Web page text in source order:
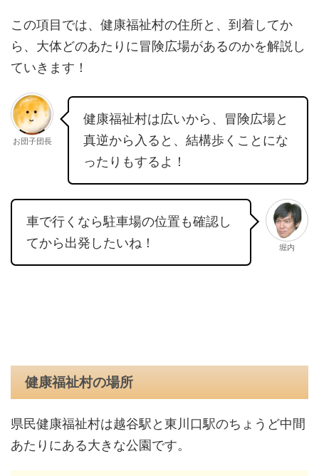
この項目では、健康福祉村の住所と、到着してか
ら、大体どのあたりに冒険広場があるのかを解説し
ていきます！
お団子団長
健康福祉村は広いから、冒険広場と
真逆から入ると、結構歩くことにな
ったりもするよ！
車で行くなら駐車場の位置も確認し
てから出発したいね！
堀内
健康福祉村の場所
県民健康福祉村は越谷駅と東川口駅のちょうど中間
あたりにある大きな公園です。